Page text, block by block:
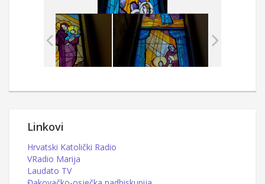
Linkovi
Hrvatski Katolički Radio
VRadio Marija
Laudato TV